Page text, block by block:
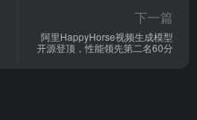
下一篇
阿里HappyHorse视频生成模型
开源登顶，性能领先第二名60分